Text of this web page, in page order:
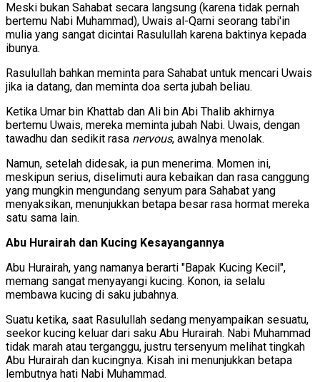
Meski bukan Sahabat secara langsung (karena tidak pernah
bertemu Nabi Muhammad), Uwais al-Qarni seorang tabi'in
mulia yang sangat dicintai Rasulullah karena baktinya kepada
ibunya.
Rasulullah bahkan meminta para Sahabat untuk mencari Uwais
jika ia datang, dan meminta doa serta jubah beliau.
Ketika Umar bin Khattab dan Ali bin Abi Thalib akhirnya
bertemu Uwais, mereka meminta jubah Nabi. Uwais, dengan
tawadhu dan sedikit rasa nervous, awalnya menolak.
Namun, setelah didesak, ia pun menerima. Momen ini,
meskipun serius, diselimuti aura kebaikan dan rasa canggung
yang mungkin mengundang senyum para Sahabat yang
menyaksikan, menunjukkan betapa besar rasa hormat mereka
satu sama lain.
Abu Hurairah dan Kucing Kesayangannya
Abu Hurairah, yang namanya berarti "Bapak Kucing Kecil",
memang sangat menyayangi kucing. Konon, ia selalu
membawa kucing di saku jubahnya.
Suatu ketika, saat Rasulullah sedang menyampaikan sesuatu,
seekor kucing keluar dari saku Abu Hurairah. Nabi Muhammad
tidak marah atau terganggu, justru tersenyum melihat tingkah
Abu Hurairah dan kucingnya. Kisah ini menunjukkan betapa
lembutnya hati Nabi Muhammad.